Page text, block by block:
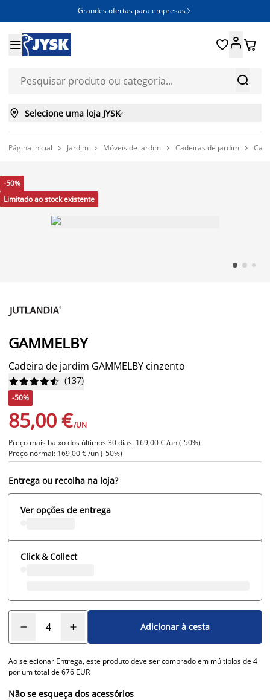
Grandes ofertas para empresas 


 
 Selecione uma loja JYSK
Página inicial  Jardim  Móveis de jardim  Cadeiras de jardim 
-50%
Limitado ao stock existente
GAMMELBY
Cadeira de jardim GAMMELBY cinzento





 (137)
-50%
85,00 €/UN
Preço mais baixo dos últimos 30 dias: 169,00 € /un (-50%)
Preço normal: 169,00 € /un (-50%)
Entrega ou recolha na loja?
Ver opções de entrega
Click & Collect
Adicionar à cesta
Ao selecionar Entrega, este produto deve ser comprado em múltiplos de 4
por um total de 676 EUR
Não se esqueça dos acessórios